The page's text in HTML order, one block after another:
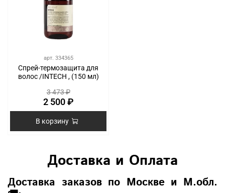
арт. 334365
Спрей-термозащита для
волос /INTECH , (150 мл)
3 473 ₽
2 500 ₽
В корзину
Доставка и Оплата
Доставка заказов по Москве и М.обл.